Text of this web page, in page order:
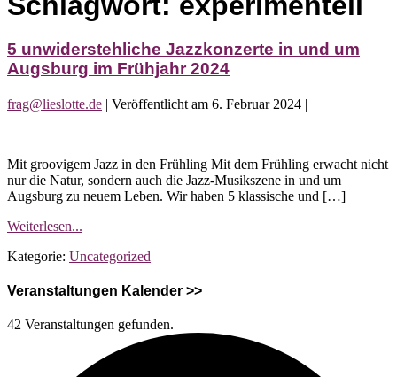
5 unwiderstehliche Jazzkonzerte in und um
Augsburg im Frühjahr 2024
frag@lieslotte.de | Veröffentlicht am 6. Februar 2024 |
Jazzkonzerte
in
und
Augsburg
Frühjahr
Mit groovigem Jazz in den Frühling Mit dem Frühling erwacht nicht
nur die Natur, sondern auch die Jazz-Musikszene in und um
Augsburg zu neuem Leben. Wir haben 5 klassische und […]
Weiterlesen...
Jazzkonzerte
und
Augsburg
im
Frühjahr
2024
Kategorie: Uncategorized
Veranstaltungen Kalender >>
42 Veranstaltungen gefunden.